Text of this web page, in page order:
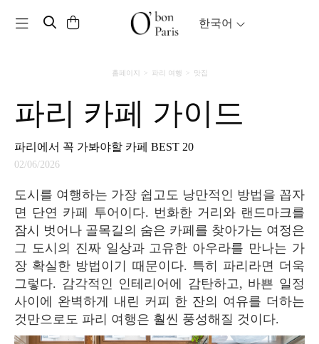
Toggle navigation 한국어
홈페이지 파리 여행 맛집
파리 카페 가이드
파리에서 꼭 가봐야할 카페 BEST 20
02/06/2026
도시를 여행하는 가장 쉽고도 낭만적인 방법을 꼽자
면 단연 카페 투어이다. 번화한 거리와 랜드마크를
잠시 벗어나 골목길의 숨은 카페를 찾아가는 여정은
그 도시의 진짜 일상과 고유한 아우라를 만나는 가
장 확실한 방법이기 때문이다. 특히 파리라면 더욱
그렇다. 감각적인 인테리어에 감탄하고, 바쁜 일정
사이에 완벽하게 내린 커피 한 잔의 여유를 더하는
것만으로도 파리 여행은 훨씬 풍성해질 것이다.